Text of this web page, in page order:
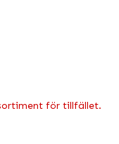
för tillfället.